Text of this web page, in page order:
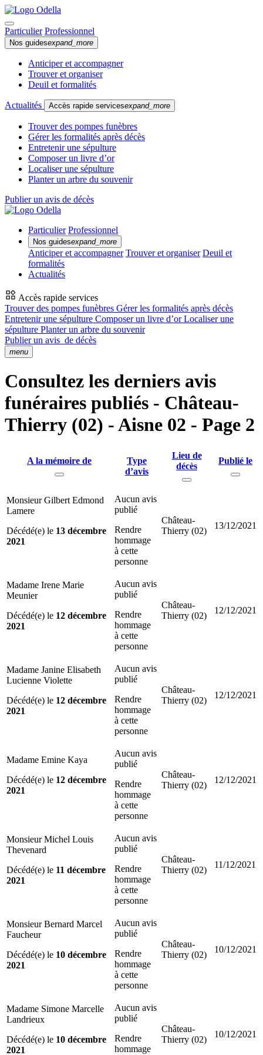
Particulier Professionnel
Nos guidesexpand_more
Anticiper et accompagner
Trouver et organiser
Deuil et formalités
Actualités Accès rapide servicesexpand_more
Trouver des pompes funèbres
Gérer les formalités après décès
Entretenir une sépulture
Composer un livre d’or
Localiser une sépulture
Planter un arbre du souvenir
Publier un avis de décès
Particulier Professionnel
Nos guidesexpand_more
Anticiper et accompagner Trouver et organiser Deuil et
formalités
Actualités
Accès rapide services
Trouver des pompes funèbres Gérer les formalités après décès
Entretenir une sépulture Composer un livre d’orLocaliser une
sépulture Planter un arbre du souvenir
Publier un avis de décès
menu
Consultez les derniers avis
funéraires publiés - Château-
Thierry (02) - Aisne 02 - Page 2
A la mémoire de
Type
d’avis
Lieu de
décès
Publié le
Monsieur Gilbert Edmond
Lamere
Décédé(e) le 13 décembre
2021
Aucun avis
publié
Rendre
hommage
à cette
personne
Château-
Thierry (02)
13/12/2021
Madame Irene Marie
Meunier
Décédé(e) le 12 décembre
2021
Aucun avis
publié
Rendre
hommage
à cette
personne
Château-
Thierry (02)
12/12/2021
Madame Janine Elisabeth
Lucienne Violette
Décédé(e) le 12 décembre
2021
Aucun avis
publié
Rendre
hommage
à cette
personne
Château-
Thierry (02)
12/12/2021
Madame Emine Kaya
Décédé(e) le 12 décembre
2021
Aucun avis
publié
Rendre
hommage
à cette
personne
Château-
Thierry (02)
12/12/2021
Monsieur Michel Louis
Thevenard
Décédé(e) le 11 décembre
2021
Aucun avis
publié
Rendre
hommage
à cette
personne
Château-
Thierry (02)
11/12/2021
Monsieur Bernard Marcel
Faucheur
Décédé(e) le 10 décembre
2021
Aucun avis
publié
Rendre
hommage
à cette
personne
Château-
Thierry (02)
10/12/2021
Madame Simone Marcelle
Landrieux
Décédé(e) le 10 décembre
2021
Aucun avis
publié
Rendre
hommage
Château-
Thierry (02)
10/12/2021